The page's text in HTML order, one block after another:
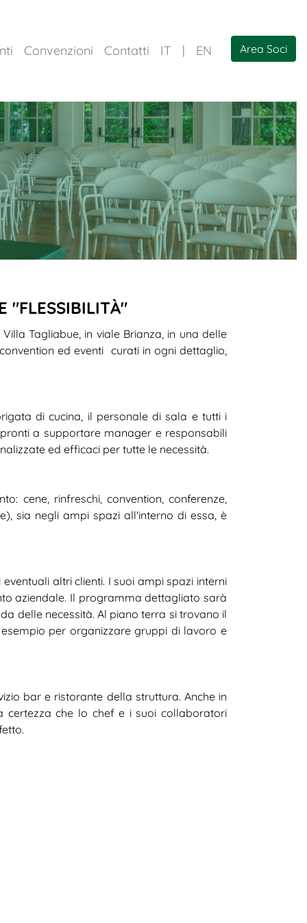
Convenzioni Contatti IT | EN Area Soci
"FLESSIBILITÀ"
Tagliabue, in viale Brianza, in una delle
ed eventi curati in ogni dettaglio,
di cucina, il personale di sala e tutti i
a supportare manager e responsabili
ed efficaci per tutte le necessità.
cene, rinfreschi, convention, conferenze,
sia negli ampi spazi all'interno di essa, è
altri clienti. I suoi ampi spazi interni
aziendale. Il programma dettagliato sarà
delle necessità. Al piano terra si trovano il
per organizzare gruppi di lavoro e
bar e ristorante della struttura. Anche in
certezza che lo chef e i suoi collaboratori